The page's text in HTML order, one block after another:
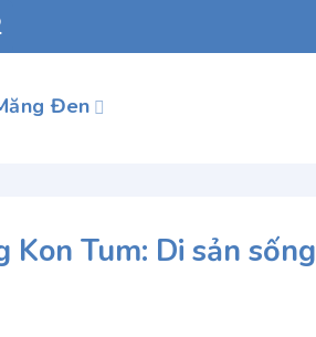
Đen
Kon Tum: Di sản